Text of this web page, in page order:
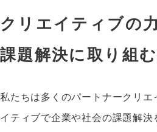
クリエイティブの力
課題解決に取り組
私たちは多くのパートナークリエ
イティブで企業や社会の課題解決